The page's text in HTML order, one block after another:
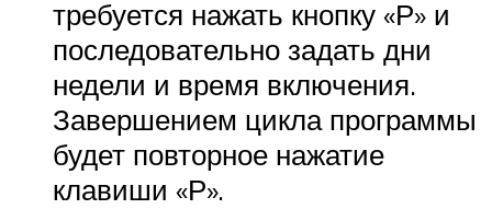
требуется нажать кнопку «Р» и
последовательно задать дни
недели и время включения.
Завершением цикла программы
будет повторное нажатие
клавиши «Р».